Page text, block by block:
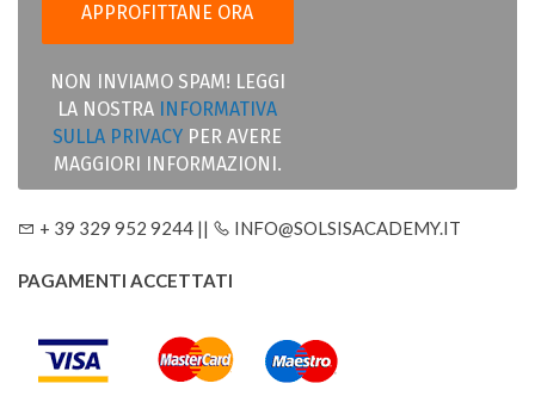
NON INVIAMO SPAM! LEGGI
LA NOSTRA INFORMATIVA
SULLA PRIVACY PER AVERE
MAGGIORI INFORMAZIONI.
+ 39 329 952 9244 || INFO@SOLSISACADEMY.IT
PAGAMENTI ACCETTATI